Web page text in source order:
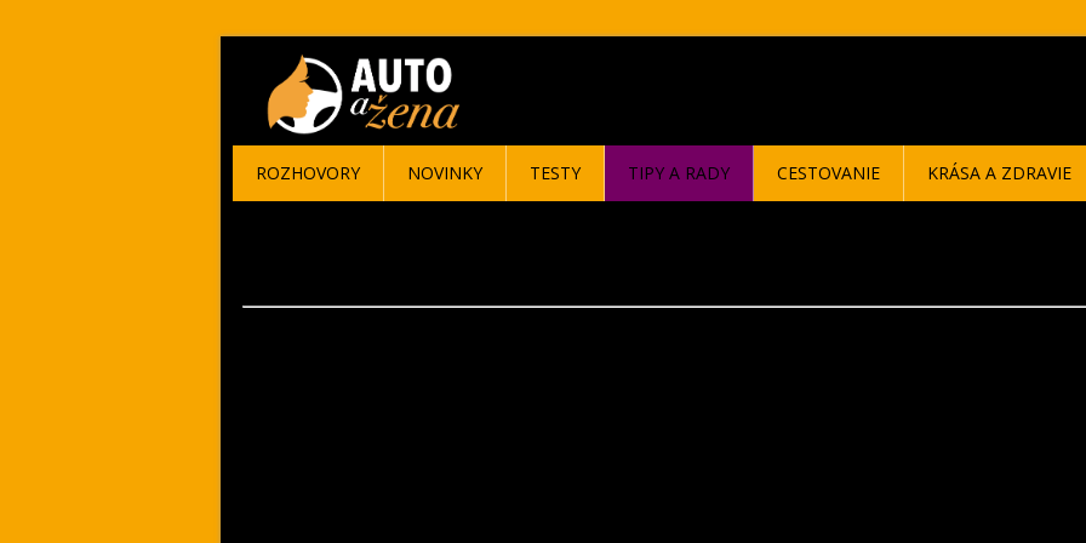
ROZHOVORY NOVINKY TESTY TIPY A RADY CESTOVANIE KRÁSA A ZDRAVIE